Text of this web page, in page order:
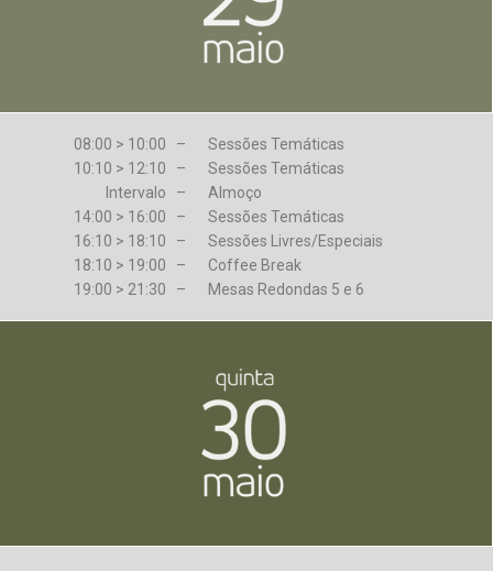
08:00 > 10:00 –
10:10 > 12:10 –
Intervalo –
14:00 > 16:00 –
16:10 > 18:10 –
18:10 > 19:00 –
19:00 > 21:30 –
Sessões Temáticas
Sessões Temáticas
Almoço
Sessões Temáticas
Sessões Livres/Especiais
Coffee Break
Mesas Redondas 5 e 6